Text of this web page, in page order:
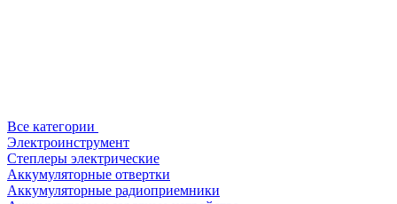
Все категории
Электроинструмент
Степлеры электрические
Аккумуляторные отвертки
Аккумуляторные радиоприемники